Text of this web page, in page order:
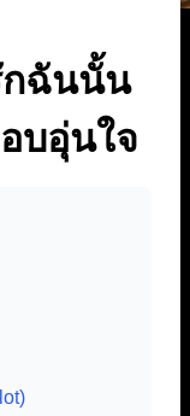
กฉันนั้น
บอุ่นใจ